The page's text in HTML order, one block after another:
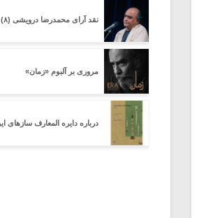
نقد آرای محمدرضا درویشی (۸)
مروری بر آلبوم «زمان»
درباره دایره المعارف سازهای